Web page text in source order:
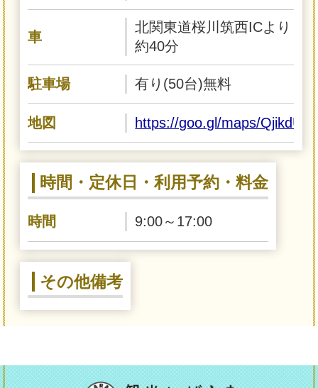
車
北関東道桜川筑西ICより
約40分
駐車場 有り(50台)無料
地図 https://goo.gl/maps/
時間・定休日・利用予約・料金
時間 9:00～17:00
その他備考